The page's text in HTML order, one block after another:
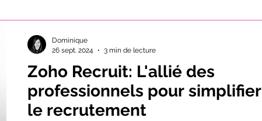
Zoho Recruit: L'allié des
professionnels pour simplifier
le recrutement
Dominique
26 sept. 2024
3 min de lecture